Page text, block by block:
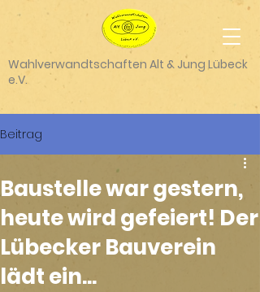
Wahlverwandtschaften Alt & Jung Lübeck
e.V.
Beitrag
Baustelle war gestern,
heute wird gefeiert! Der
Lübecker Bauverein
lädt ein...